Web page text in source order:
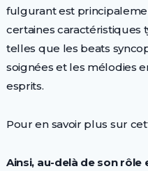
fulgurant est
certaines caractéristiques
telles que les beats
soignées et les mélodies
esprits.
Pour en savoir plus sur
Ainsi, au-delà de son